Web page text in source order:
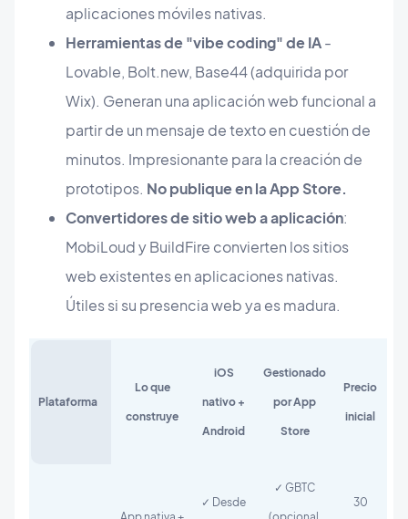
aplicaciones móviles nativas.
Herramientas de "vibe coding" de IA-
Lovable, Bolt.new, Base44 (adquirida por
Wix). Generan una aplicación web funcional a
partir de un mensaje de texto en cuestión de
minutos. Impresionante para la creación de
prototipos. No publique en la App Store.
Convertidores de sitio web a aplicación:
MobiLoud y BuildFire convierten los sitios
web existentes en aplicaciones nativas.
Útiles si su presencia web ya es madura.
Plataforma
Lo que
construye
iOS
nativo +
Android
Gestionado
por App
Store
Precio
inicial
✓ Desde
✓ GBTC
30